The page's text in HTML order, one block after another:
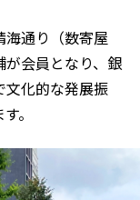
海通り（数寄屋
会員となり、銀
文化的な発展振
。